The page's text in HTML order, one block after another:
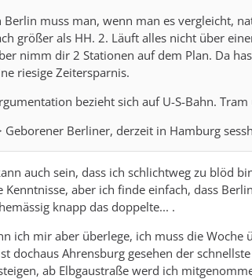
Berlin muss man, wenn man es vergleicht,
größer als HH. 2. Läuft alles nicht über
nimm dir 2 Stationen auf dem Plan. Da
riesige Zeitersparnis.
bezieht sich auf U-S-Bahn.
Geborener Berliner, derzeit in Hamburg
auch sein, dass ich schlichtweg zu blöd
Kenntnisse, aber ich finde einfach, dass
knapp das doppelte... .
ich mir aber überlege, ich muss die Woche
dochaus Ahrensburg gesehen der
ab Elbgaustraße werd ich